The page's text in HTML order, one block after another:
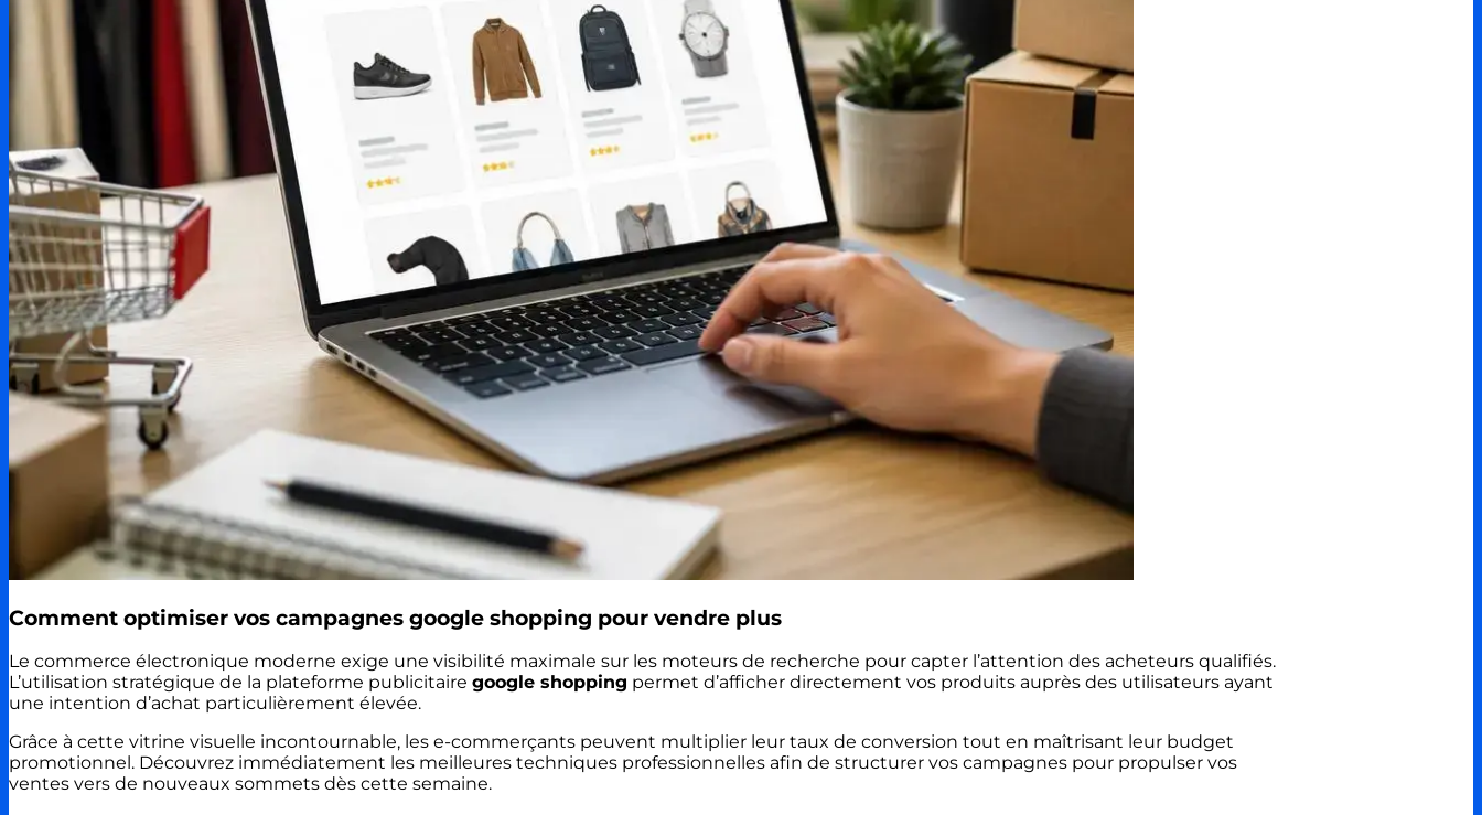
Comment optimiser vos campagnes google shopping pour vendre plus
Le commerce électronique moderne exige une visibilité maximale sur les moteurs de recherche pour capter l’attention des acheteurs qualifiés.
L’utilisation stratégique de la plateforme publicitaire google shopping permet d’afficher directement vos produits auprès des utilisateurs ayant
une intention d’achat particulièrement élevée.
Grâce à cette vitrine visuelle incontournable, les e-commerçants peuvent multiplier leur taux de conversion tout en maîtrisant leur budget
promotionnel. Découvrez immédiatement les meilleures techniques professionnelles afin de structurer vos campagnes pour propulser vos
ventes vers de nouveaux sommets dès cette semaine.